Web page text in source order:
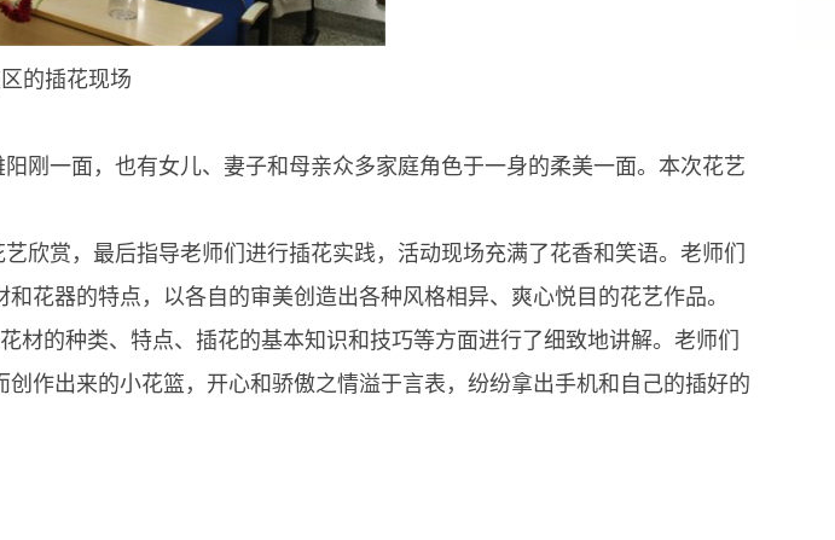
的插花现场
一面，也有女儿、妻子和母亲众多家庭角色于一身的柔美一面。本次花艺
赏，最后指导老师们进行插花实践，活动现场充满了花香和笑语。老师们
花器的特点，以各自的审美创造出各种风格相异、爽心悦目的花艺作品。
的种类、特点、插花的基本知识和技巧等方面进行了细致地讲解。老师们
作出来的小花篮，开心和骄傲之情溢于言表，纷纷拿出手机和自己的插好的